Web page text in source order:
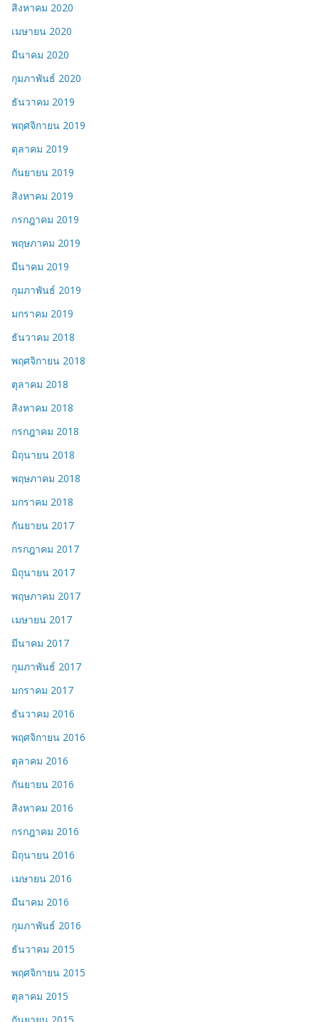
สิงหาคม 2020
เมษายน 2020
มีนาคม 2020
กุมภาพันธ์ 2020
ธันวาคม 2019
พฤศจิกายน 2019
ตุลาคม 2019
กันยายน 2019
สิงหาคม 2019
กรกฎาคม 2019
พฤษภาคม 2019
มีนาคม 2019
กุมภาพันธ์ 2019
มกราคม 2019
ธันวาคม 2018
พฤศจิกายน 2018
ตุลาคม 2018
สิงหาคม 2018
กรกฎาคม 2018
มิถุนายน 2018
พฤษภาคม 2018
มกราคม 2018
กันยายน 2017
กรกฎาคม 2017
มิถุนายน 2017
พฤษภาคม 2017
เมษายน 2017
มีนาคม 2017
กุมภาพันธ์ 2017
มกราคม 2017
ธันวาคม 2016
พฤศจิกายน 2016
ตุลาคม 2016
กันยายน 2016
สิงหาคม 2016
กรกฎาคม 2016
มิถุนายน 2016
เมษายน 2016
มีนาคม 2016
กุมภาพันธ์ 2016
ธันวาคม 2015
พฤศจิกายน 2015
ตุลาคม 2015